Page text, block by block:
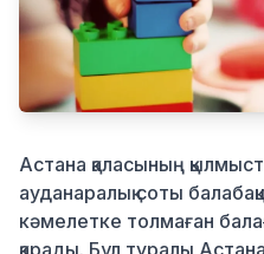
Астана қаласының
ауданаралық соты
кәмелетке толмаған
қарады. Бұл туралы